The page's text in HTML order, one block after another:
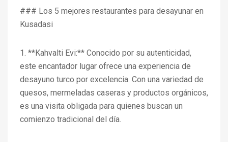
### Los 5 mejores restaurantes para desayunar en
Kusadasi
1. **Kahvalti Evi:** Conocido por su autenticidad,
este encantador lugar ofrece una experiencia de
desayuno turco por excelencia. Con una variedad de
quesos, mermeladas caseras y productos orgánicos,
es una visita obligada para quienes buscan un
comienzo tradicional del día.